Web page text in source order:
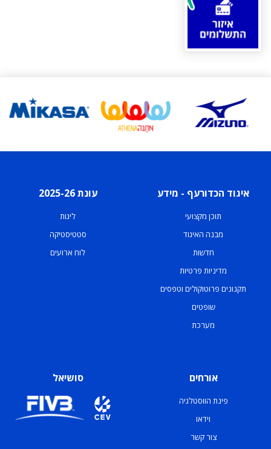
איגוד הכדורעף - מידע
תוכן מקצועי
מבנה האיגוד
חדשות
מדיניות פרטיות
תקנונים פרוטוקולים וטפסים
שופטים
מערכת
עונת 2025-26
ליגות
סטטיסטיקה
לוח ארועים
אורחים
פינת הווסטלגיה
וידאו
צור קשר
סושיאל